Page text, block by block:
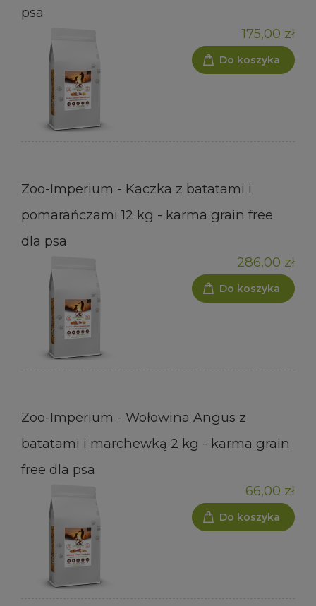
psa
175,00 zł
Do koszyka
Zoo-Imperium - Kaczka z batatami i
pomarańczami 12 kg - karma grain free
dla psa
286,00 zł
Do koszyka
Zoo-Imperium - Wołowina Angus z
batatami i marchewką 2 kg - karma grain
free dla psa
66,00 zł
Do koszyka